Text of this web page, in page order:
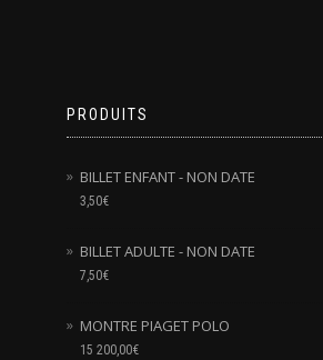
PRODUITS
BILLET ENFANT - NON DATE
3,50€
BILLET ADULTE - NON DATE
7,50€
MONTRE PIAGET POLO
15 200,00€